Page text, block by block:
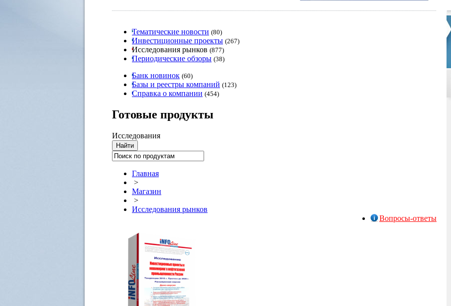
Тематические новости (80)
Инвестиционные проекты (267)
Исследования рынков (877)
Периодические обзоры (38)
Банк новинок (60)
Базы и реестры компаний (123)
Справка о компании (454)
Готовые продукты
Исследования
Главная
>
Магазин
>
Исследования рынков
Вопросы-ответы